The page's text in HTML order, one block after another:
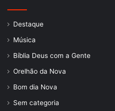
Destaque
Música
Bíblia Deus com a Gente
Orelhão da Nova
Bom dia Nova
Sem categoria